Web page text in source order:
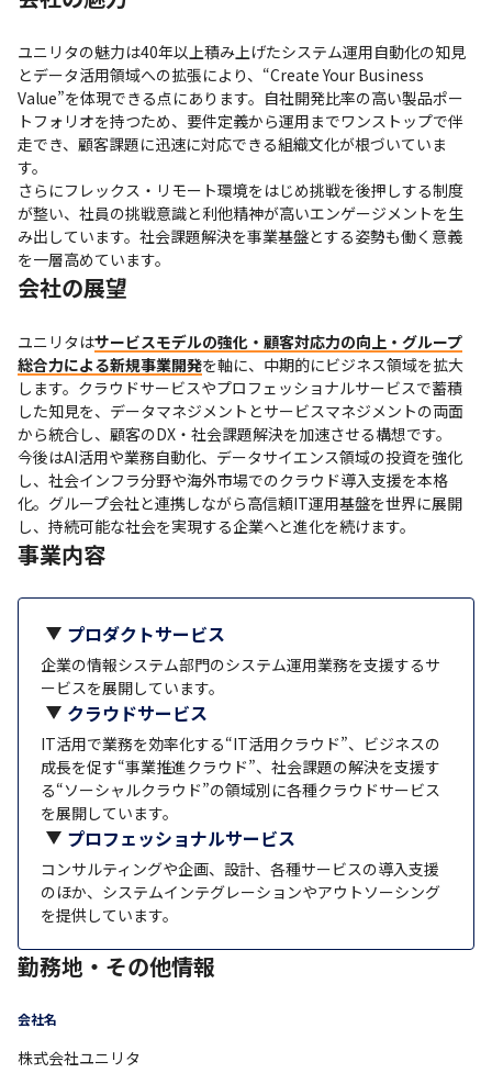
ユニリタの魅力は40年以上積み上げたシステム運用自動化の知見
とデータ活用領域への拡張により、“Create Your Business
Value”を体現できる点にあります。自社開発比率の高い製品ポー
トフォリオを持つため、要件定義から運用までワンストップで伴
走でき、顧客課題に迅速に対応できる組織文化が根づいていま
す。
さらにフレックス・リモート環境をはじめ挑戦を後押しする制度
が整い、社員の挑戦意識と利他精神が高いエンゲージメントを生
み出しています。社会課題解決を事業基盤とする姿勢も働く意義
を一層高めています。
会社の展望
ユニリタはサービスモデルの強化・顧客対応力の向上・グループ
総合力による新規事業開発を軸に、中期的にビジネス領域を拡大
します。クラウドサービスやプロフェッショナルサービスで蓄積
した知見を、データマネジメントとサービスマネジメントの両面
から統合し、顧客のDX・社会課題解決を加速させる構想です。
今後はAI活用や業務自動化、データサイエンス領域の投資を強化
し、社会インフラ分野や海外市場でのクラウド導入支援を本格
化。グループ会社と連携しながら高信頼IT運用基盤を世界に展開
し、持続可能な社会を実現する企業へと進化を続けます。
事業内容
プロダクトサービス
企業の情報システム部門のシステム運用業務を支援するサ
ービスを展開しています。
クラウドサービス
IT活用で業務を効率化する“IT活用クラウド”、ビジネスの
成長を促す“事業推進クラウド”、社会課題の解決を支援す
る“ソーシャルクラウド”の領域別に各種クラウドサービス
を展開しています。
プロフェッショナルサービス
コンサルティングや企画、設計、各種サービスの導入支援
のほか、システムインテグレーションやアウトソーシング
を提供しています。
勤務地・その他情報
会社名
株式会社ユニリタ